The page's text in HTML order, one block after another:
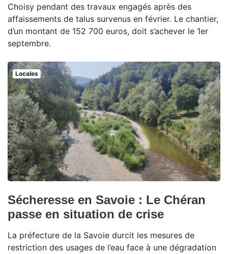
Choisy pendant des travaux engagés après des
affaissements de talus survenus en février. Le chantier,
d’un montant de 152 700 euros, doit s’achever le 1er
septembre.
Locales
Sécheresse en Savoie : Le Chéran
passe en situation de crise
La préfecture de la Savoie durcit les mesures de
restriction des usages de l’eau face à une dégradation